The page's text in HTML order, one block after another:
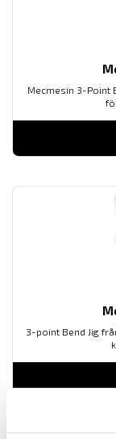
Mecmesin 3-Point
3-point Bend Jig